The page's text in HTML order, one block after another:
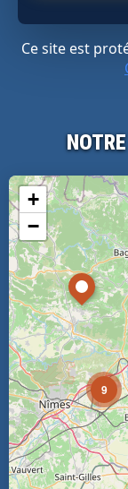
Ce site est
9
+
−